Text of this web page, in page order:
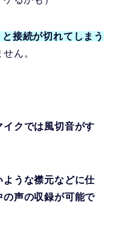
接続が切れてしまう
ん。
クでは風切音がす
ような襟元などに仕
声の収録が可能で